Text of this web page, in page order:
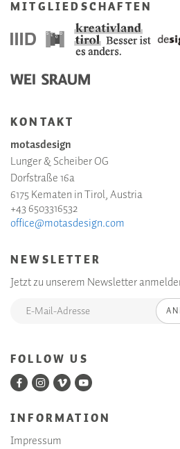
MITGLIEDSCHAFTEN
KONTAKT
motasdesign
Lunger & Scheiber OG
Dorfstraße 16a
6175 Kematen in Tirol, Austria
+43 6503316532
office@motasdesign.com
NEWSLETTER
Jetzt zu unserem Newsletter
FOLLOW US
INFORMATION
Impressum